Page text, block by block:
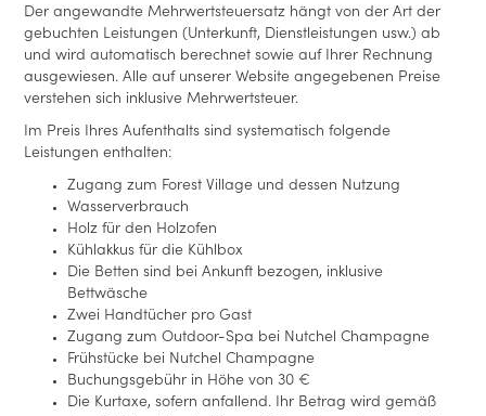
Der angewandte Mehrwertsteuersatz hängt von der Art der
gebuchten Leistungen (Unterkunft, Dienstleistungen usw.) ab
und wird automatisch berechnet sowie auf Ihrer Rechnung
ausgewiesen. Alle auf unserer Website angegebenen Preise
verstehen sich inklusive Mehrwertsteuer.
Im Preis Ihres Aufenthalts sind systematisch folgende
Leistungen enthalten:
Zugang zum Forest Village und dessen Nutzung
Wasserverbrauch
Holz für den Holzofen
Kühlakkus für die Kühlbox
Die Betten sind bei Ankunft bezogen, inklusive
Bettwäsche
Zwei Handtücher pro Gast
Zugang zum Outdoor-Spa bei Nutchel Champagne
Frühstücke bei Nutchel Champagne
Buchungsgebühr in Höhe von 30 €
Die Kurtaxe, sofern anfallend. Ihr Betrag wird gemäß